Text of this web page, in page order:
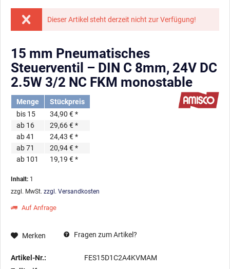
Dieser Artikel steht derzeit nicht zur Verfügung!
15 mm Pneumatisches
Steuerventil – DIN C 8mm, 24V DC
2.5W 3/2 NC FKM monostable
Menge
Stückpreis
bis 15
34,90 € *
ab 16
29,66 € *
ab41
24,43 € *
ab71
20,94 € *
ab 101 19,19 € *
Inhalt: 1
zzgl. MwSt. zzgl. Versandkosten
Auf Anfrage
Merken Fragen zum Artikel?
Artikel-Nr.:
FES15D1C2A4KVMAM